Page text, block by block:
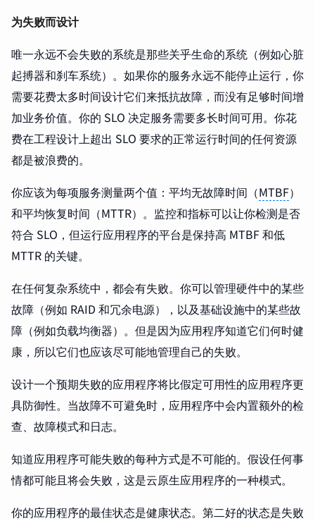
为失败而设计
唯一永远不会失败的系统是那些关乎生命的系统（例如心脏
起搏器和刹车系统）。如果你的服务永远不能停止运行，你
需要花费太多时间设计它们来抵抗故障，而没有足够时间增
加业务价值。你的 SLO 决定服务需要多长时间可用。你花
费在工程设计上超出 SLO 要求的正常运行时间的任何资源
都是被浪费的。
你应该为每项服务测量两个值：平均无故障时间（MTBF）
和平均恢复时间（MTTR）。监控和指标可以让你检测是否
符合 SLO，但运行应用程序的平台是保持高 MTBF 和低
MTTR 的关键。
在任何复杂系统中，都会有失败。你可以管理硬件中的某些
故障（例如 RAID 和冗余电源），以及基础设施中的某些故
障（例如负载均衡器）。但是因为应用程序知道它们何时健
康，所以它们也应该尽可能地管理自己的失败。
设计一个预期失败的应用程序将比假定可用性的应用程序更
具防御性。当故障不可避免时，应用程序中会内置额外的检
查、故障模式和日志。
知道应用程序可能失败的每种方式是不可能的。假设任何事
情都可能且将会失败，这是云原生应用程序的一种模式。
你的应用程序的最佳状态是健康状态。第二好的状态是失败